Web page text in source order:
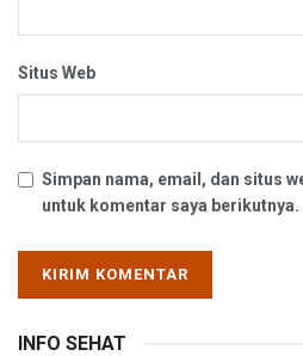
Situs Web
Simpan nama, email, dan situs
untuk komentar saya berikutnya.
INFO SEHAT